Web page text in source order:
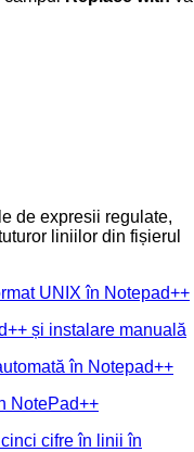
de expresii regulate,
liniilor din fișierul
UNIX în Notepad++
și instalare manuală
în Notepad++
NotePad++
cifre în linii în